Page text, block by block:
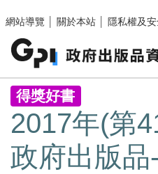
網站導覽
關於本站 隱私權及
:::
得獎好書
2017年(第
政府出版